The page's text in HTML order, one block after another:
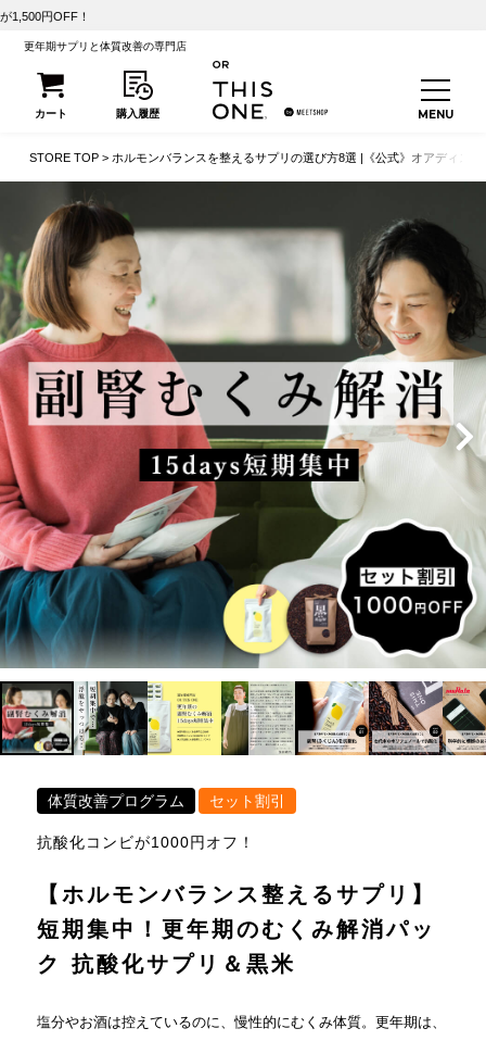
更年期サプリと体質改善の専門店
STORE TOP ホルモンバランスを整えるサプリの選び方8選 |《公式》オアディスワ
体質改善プログラム セット割引
抗酸化コンビが1000円オフ！
【ホルモンバランス整えるサプリ】
短期集中！更年期のむくみ解消パッ
ク 抗酸化サプリ＆黒米
塩分やお酒は控えているのに、慢性的にむくみ体質。更年期は、